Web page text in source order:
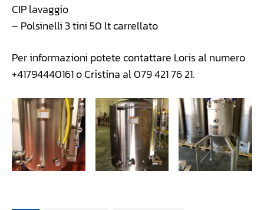
CIP lavaggio
– Polsinelli 3 tini 50 lt carrellato
Per informazioni potete contattare Loris al numero
+41794440161 o Cristina al 079 421 76 21.